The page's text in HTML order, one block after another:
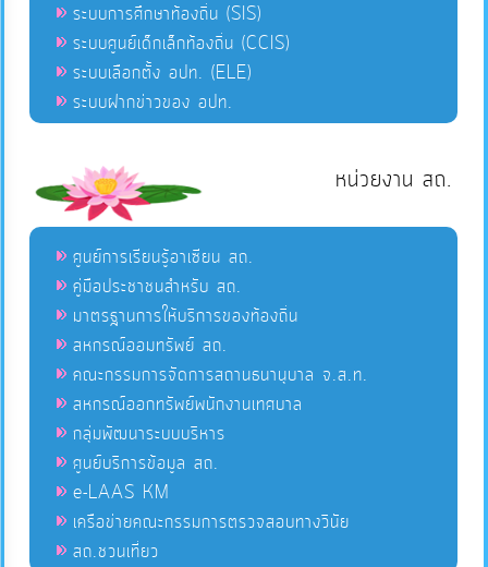
ระบบการศึกษาท้องถิ่น (SIS)
ระบบศูนย์เด็กเล็กท้องถิ่น (CCIS)
ระบบเลือกตั้ง อปท. (ELE)
ระบบฝากข่าวของ อปท.
หน่วยงาน สถ.
ศูนย์การเรียนรู้อาเซียน สถ.
คู่มือประชาชนสำหรับ สถ.
มาตรฐานการให้บริการของท้องถิ่น
สหกรณ์ออมทรัพย์ สถ.
คณะกรรมการจัดการสถานธนานุบาล จ.ส.ท.
สหกรณ์ออกทรัพย์พนักงานเทศบาล
กลุ่มพัฒนาระบบบริหาร
ศูนย์บริการข้อมูล สถ.
e-LAAS KM
เครือข่ายคณะกรรมการตรวจสอบทางวินัย
สถ.ชวนเที่ยว